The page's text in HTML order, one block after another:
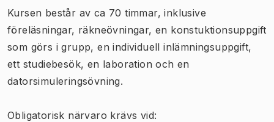
Kursen består av ca 70 timmar, inklusive
föreläsningar, räkneövningar, en konstuktionsuppgift
som görs i grupp, en individuell inlämningsuppgift,
ett studiebesök, en laboration och en
datorsimuleringsövning.
Obligatorisk närvaro krävs vid: